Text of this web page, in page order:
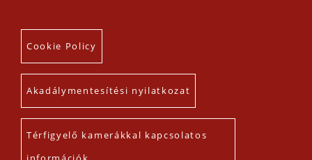
Cookie Policy
Akadálymentesítési nyilatkozat
Térfigyelő kamerákkal kapcsolatos